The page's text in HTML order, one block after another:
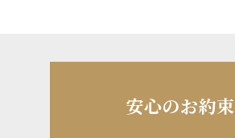
安心のお約束